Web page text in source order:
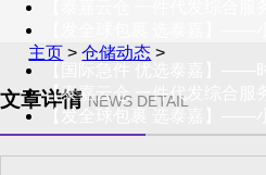
【泰嘉云仓 一件代发综合服
【发全球包裹 选泰嘉】——
主页 >仓储动态 >
文章详情 NEWS DETAIL